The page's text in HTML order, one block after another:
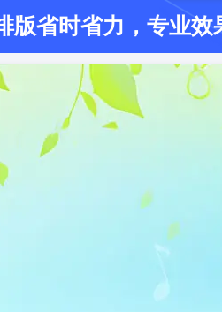
版省时省力 ，专业效